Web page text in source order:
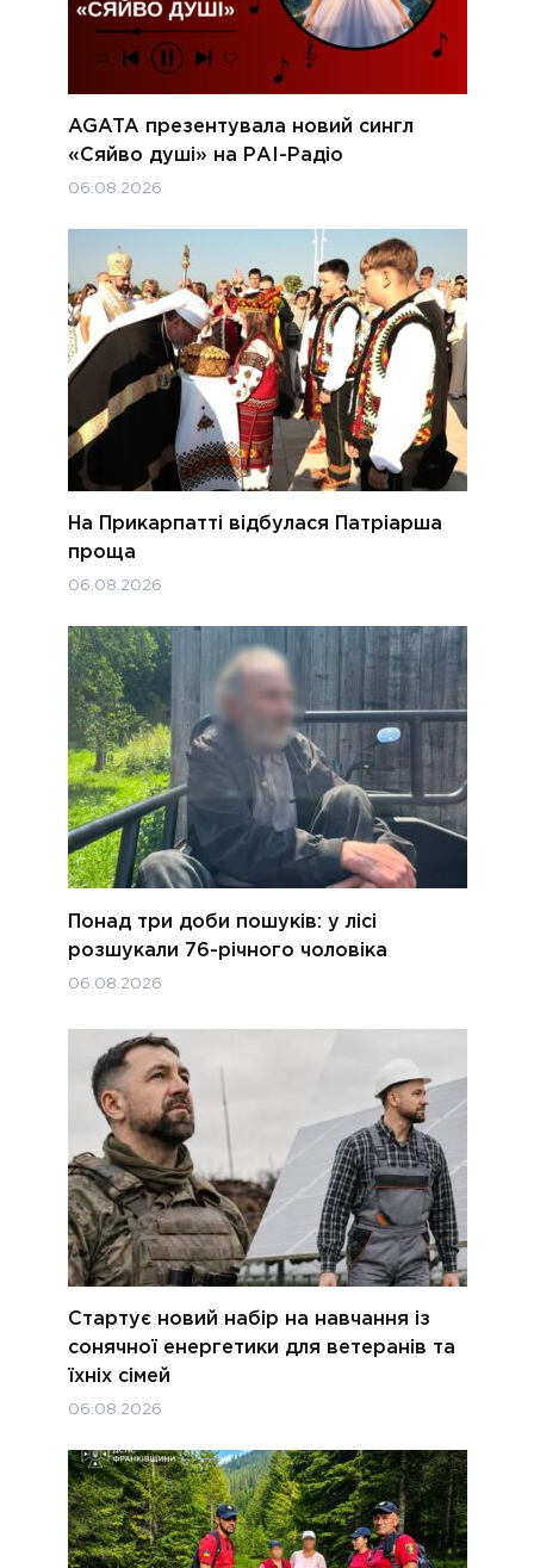
AGATA презентувала новий сингл
«Сяйво душі» на РАІ-Радіо
06.08.2026
На Прикарпатті відбулася Патріарша
проща
06.08.2026
Понад три доби пошуків: у лісі
розшукали 76-річного чоловіка
06.08.2026
Стартує новий набір на навчання із
сонячної енергетики для ветеранів та
їхніх сімей
06.08.2026